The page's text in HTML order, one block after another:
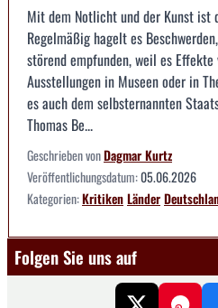
Mit dem Notlicht und der Kunst ist
Regelmäßig hagelt es
störend empfunden, weil es
Ausstellungen in Museen oder in
es auch dem selbsternannten
Thomas Be...
Geschrieben vonDagmar Kurtz
Veröffentlichungsdatum:05.06.2026
Kategorien:KritikenLänder
Folgen Sie uns auf